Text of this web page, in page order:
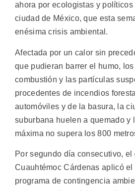
ahora por ecologistas y
ciudad de México, que esta
enésima crisis ambiental.
Afectada por un calor sin
que pudieran barrer el humo,
combustión y las partículas
procedentes de incendios
automóviles y de la basura, la
suburbana huelen a quemado y
máxima no supera los 800
Por segundo día consecutivo, el
Cuauhtémoc Cárdenas aplicó el
programa de contingencia